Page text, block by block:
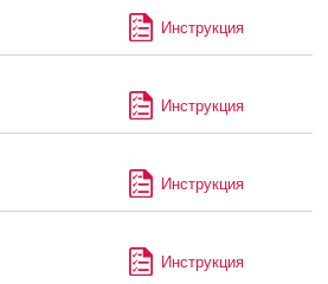
Инструкция
Инструкция
Инструкция
Инструкция